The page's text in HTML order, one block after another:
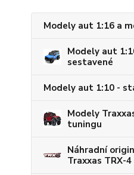
Modely aut 1:16 a
Modely aut
sestavené
Modely aut 1:10 -
Modely
tuningu
Náhradní
Traxxas TRX-4